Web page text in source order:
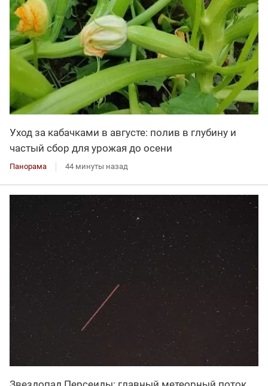
Уход за кабачками в августе: полив в глубину и
частый сбор для урожая до осени
Панорама 44 минуты назад